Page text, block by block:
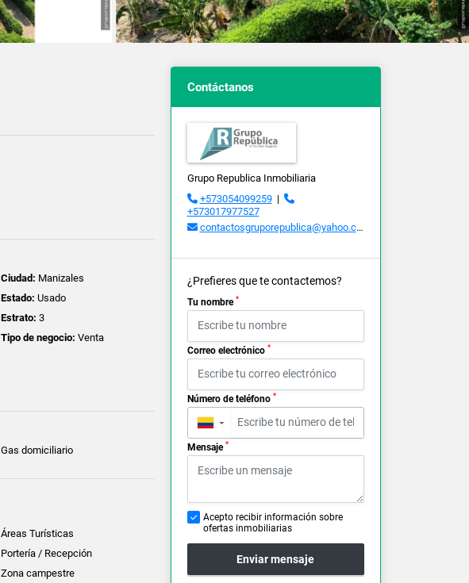
Ciudad: Manizales
Estado: Usado
Estrato: 3
Tipo de negocio: Venta
Gas domiciliario
Áreas Turísticas
Portería / Recepción
Zona campestre
Contáctanos
Grupo Republica Inmobiliaria
+573054099259|
+573017977527
contactosgruporepublica@yahoo.com
¿Prefieres que te contactemos?
Tu nombre *
Correo electrónico *
Número de teléfono *
▼
Mensaje *
Acepto recibir información sobre
ofertas inmobiliarias
Enviar mensaje